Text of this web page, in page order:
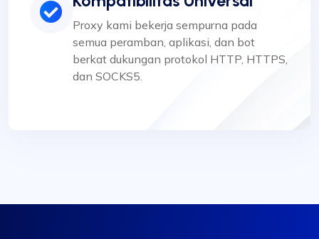
Proxy kami bekerja sempurna pada
semua peramban, aplikasi, dan bot
berkat dukungan protokol HTTP, HTTPS,
dan SOCKS5.